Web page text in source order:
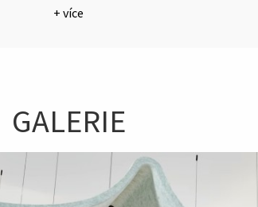
+ více
GALERIE